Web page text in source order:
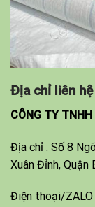
Địa chỉ liên
CÔNG TY
Địa chỉ : Số 8
Xuân Đỉnh, Quận
Điện thoại/ZALO